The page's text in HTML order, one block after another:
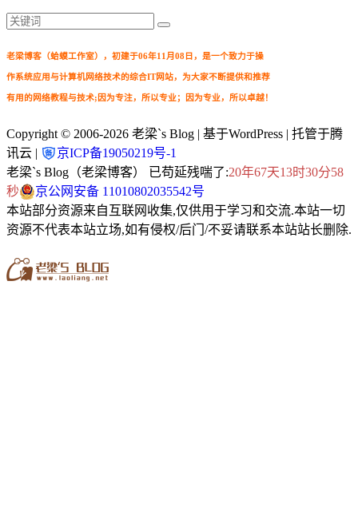
老梁博客（蛤蟆工作室），初建于06年11月08日，是一个致力于操
作系统应用与计算机网络技术的综合IT网站，为大家不断提供和推荐
有用的网络教程与技术;因为专注，所以专业；因为专业，所以卓越！
Copyright © 2006-2026 老梁`s Blog | 基于WordPress | 托管于腾
讯云 |
京ICP备19050219号-1
老梁`s Blog（老梁博客） 已苟延残喘了:20年67天13时30分59
秒
京公网安备 11010802035542号
本站部分资源来自互联网收集,仅供用于学习和交流.本站一切
资源不代表本站立场,如有侵权/后门/不妥请联系本站站长删除.